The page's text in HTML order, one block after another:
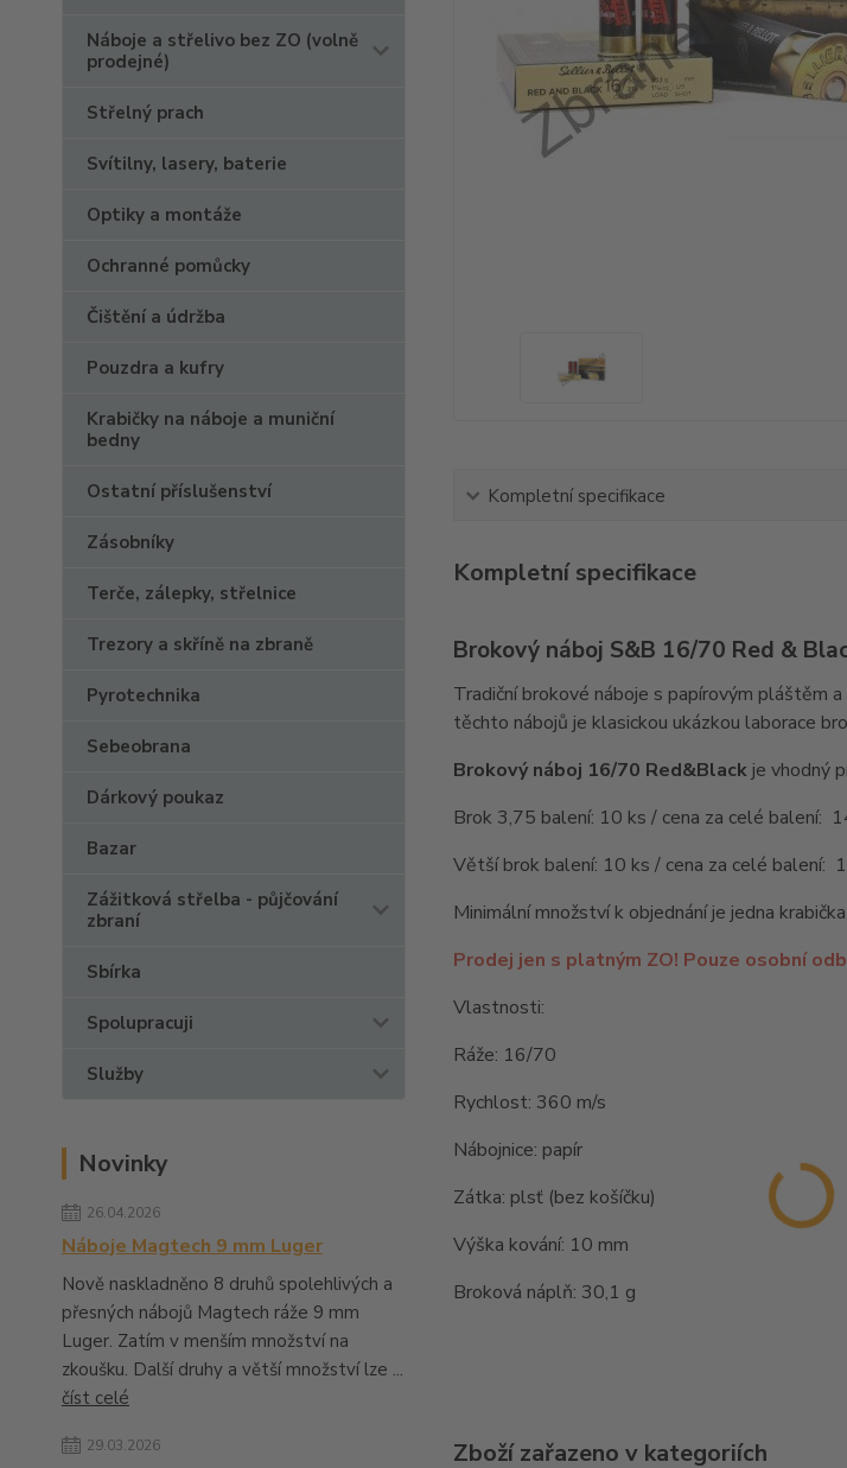
Náboje a střelivo bez ZO (volně
prodejné)
Střelný prach
Svítilny, lasery, baterie
Optiky a montáže
Ochranné pomůcky
Čištění a údržba
Pouzdra a kufry
Krabičky na náboje a muniční
bedny
Ostatní příslušenství
Zásobníky
Terče, zálepky, střelnice
Trezory a skříně na zbraně
Pyrotechnika
Sebeobrana
Dárkový poukaz
Bazar
Zážitková střelba - půjčování
zbraní
Sbírka
Spolupracuji
Služby
Novinky
26.04.2026
Náboje Magtech 9 mm Luger
Nově naskladněno 8 druhů spolehlivých a
přesných nábojů Magtech ráže 9 mm
Luger. Zatím v menším množství na
zkoušku. Další druhy a větší množství lze ...
číst celé
29.03.2026
Kompletní specifikace
Kompletní specifikace
Brokový náboj S&B 16/70 Red &
Tradiční brokové náboje s papírovým pláštěm
těchto nábojů je klasickou ukázkou laborace
Brokový náboj 16/70 Red&Blackje vhodný
Brok 3,75 balení: 10 ks / cena za celé balení:
Větší brok balení: 10 ks / cena za celé balení:
Minimální množství k objednání je jedna
Prodej jen s platným ZO! Pouze osobní
Vlastnosti:
Ráže: 16/70
Rychlost: 360 m/s
Nábojnice: papír
Zátka: plsť (bez košíčku)
Výška kování: 10 mm
Broková náplň: 30,1 g
Zboží zařazeno v kategoriích